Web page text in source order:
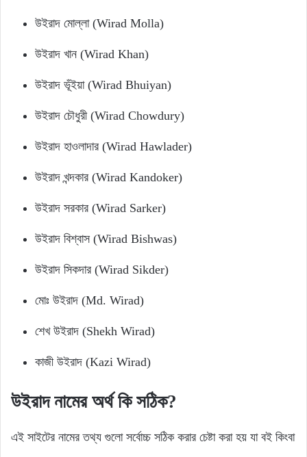
উইরাদ মোল্লা (Wirad Molla)
উইরাদ খান (Wirad Khan)
উইরাদ ভূঁইয়া (Wirad Bhuiyan)
উইরাদ চৌধুরী (Wirad Chowdury)
উইরাদ হাওলাদার (Wirad Hawlader)
উইরাদ খন্দকার (Wirad Kandoker)
উইরাদ সরকার (Wirad Sarker)
উইরাদ বিশ্বাস (Wirad Bishwas)
উইরাদ সিকদার (Wirad Sikder)
মোঃ উইরাদ (Md. Wirad)
শেখ উইরাদ (Shekh Wirad)
কাজী উইরাদ (Kazi Wirad)
উইরাদ নামের অর্থ কি সঠিক?
এই সাইটের নামের তথ্য গুলো সর্বোচ্চ সঠিক করার চেষ্টা করা হয় যা বই কিংবা